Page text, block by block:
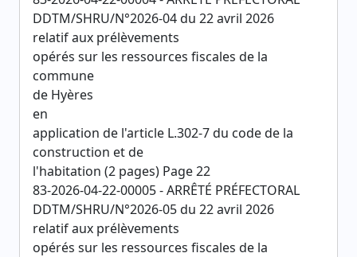
DDTM/SHRU/N°2026-04 du 22 avril 2026
relatif aux prélèvements
opérés sur les ressources fiscales de la
commune
de Hyères
en
application de l'article L.302-7 du code de la
construction et de
l'habitation (2 pages) Page 22
83-2026-04-22-00005 - ARRÊTÉ PRÉFECTORAL
DDTM/SHRU/N°2026-05 du 22 avril 2026
relatif aux prélèvements
opérés sur les ressources fiscales de la